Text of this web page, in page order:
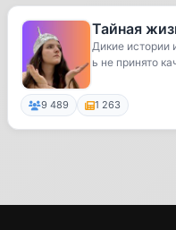
Тайная
Дикие истории
ь не принято
9 489 1 263